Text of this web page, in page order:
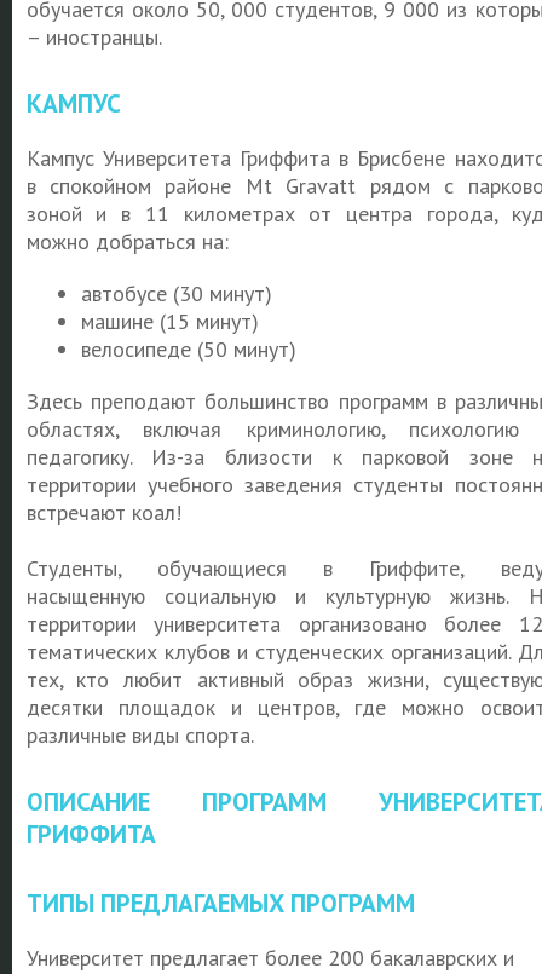
обучается около 50, 000 студентов, 9 000 из
– иностранцы.
КАМПУС
Кампус Университета Гриффита в Брисбене
в спокойном районе Mt Gravatt рядом с
зоной и в 11 километрах от центра города,
можно добраться на:
автобусе (30 минут)
машине (15 минут)
велосипеде (50 минут)
Здесь преподают большинство программ в
областях, включая криминологию, психологию
педагогику. Из-за близости к парковой зоне
территории учебного заведения студенты
встречают коал!
Студенты, обучающиеся в Гриффите,
насыщенную социальную и культурную жизнь.
территории университета организовано более
тематических клубов и студенческих организаций.
тех, кто любит активный образ жизни,
десятки площадок и центров, где можно
различные виды спорта.
ОПИСАНИЕ ПРОГРАММ
ГРИФФИТА
ТИПЫ ПРЕДЛАГАЕМЫХ ПРОГРАММ
Университет предлагает более 200 бакалаврских и